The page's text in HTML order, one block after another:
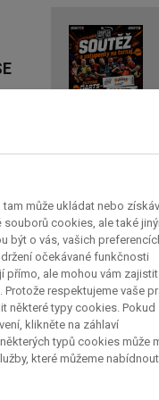
může ukládat nebo
cookies, ale také
být o vás, vašich
očekávané funkčnosti
přímo, ale mohou vám zajistit
respektujeme vaše
některé typy cookies. Pokud
klikněte na záhlaví
typů cookies může
které můžeme nabídnout.